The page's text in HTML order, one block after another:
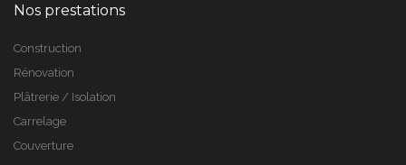
Nos prestations
Construction
Rénovation
Plâtrerie / Isolation
Carrelage
Couverture